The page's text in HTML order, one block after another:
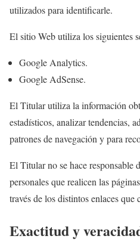
utilizados para identificarle.
El sitio Web utiliza los siguientes
Google Analytics.
Google AdSense.
El Titular utiliza la información
estadísticos, analizar tendencias,
patrones de navegación y para
El Titular no se hace responsable
personales que realicen las
través de los distintos enlaces
Exactitud y